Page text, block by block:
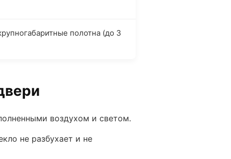
полотна (до 3
воздухом и светом.
не разбухает и не